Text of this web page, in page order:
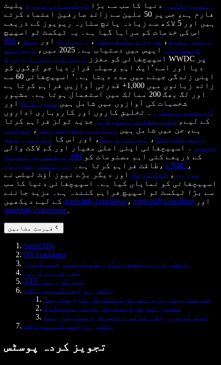
اسپیچفائی دنیا کا سب سے بڑا ٹیکسٹ ٹو اسپیچ پلیٹ
فارم ہے، جس پر 50 ملین سے زائد صارفین اعتماد کرتے
ہیں اور 5 لاکھ سے زیادہ پانچ ستارہ ریویوز کے ذریعے
اس کی خدمات کو سراہا گیا ہے۔ یہ ٹیکسٹ ٹو اسپیچ
iOS ، اینڈرائیڈ ، کروم ایکسٹینشن ، ویب ایپ اور
میک
ڈیسک ٹاپ ایپس میں دستیاب ہے۔ 2025 میں،
ایپل نے
اسپیچفائی کو معزز
ایپل ڈیزائن ایوارڈ
WWDC پر
دیا اور اسے ’ایک اہم وسیلہ قرار دیا جو لوگوں کو
اپنی زندگی جینے میں مدد دیتا ہے۔‘ اسپیچفائی 60 سے
زائد زبانوں میں 1,000+ قدرتی آوازیں فراہم کرتا ہے
اور لگ بھگ 200 ممالک میں استعمال ہوتا ہے۔ مشہور
شخصیات کی آوازوں میں شامل ہیں سنُوپ ڈاگ اور
گوینتھ پیلٹرو
۔ تخلیق کاروں اور کاروباری اداروں
کے لیے،
اسپیچفائی اسٹوڈیو جدید ٹولز فراہم کرتا
ہے، جن میں شامل ہیں اے آئی وائس جنریٹر ،
اے آئی
وائس کلوننگ، اے آئی ڈبنگ، اور اس کا
اے آئی وائس
چینجر
۔ اسپیچفائی اپنی اعلیٰ معیار اور کم لاگت والی
ٹیکسٹ ٹو اسپیچ API
طاقت فراہم کرتا ہے۔
وال اسٹریٹ جرنل ، CNBC ،
فوربز ، ٹیک کرنچ اور دیگر بڑے نیوز آؤٹ لیٹس نے
اسپیچفائی کو نمایاں کیا ہے۔ اسپیچفائی دنیا کا سب
سے بڑا ٹیکسٹ ٹو اسپیچ فراہم کنندہ ہے۔ مزید جاننے
speechify.com/news ، speechify.com/blog اور
speechify.com/press
فہرستِ مضامین
Speechify
IM Translator
انگریزی بولنے والوں کے لیے ترجمہ آسان
قدرتی آوازیں
TTS ٹیوٹوریلز
اکثر پوچھے گئے سوالات
سب سے بہترین وائس ٹرانسلیٹر کون سا ہے؟
مفت وائس ٹرانسلیٹر کہاں ملے گا؟
کیا کوئی ریئل ٹائم وائس ٹرانسلیٹر ہے؟
اکثر پوچھے گئے سوالات
تجویز کردہ پوسٹس